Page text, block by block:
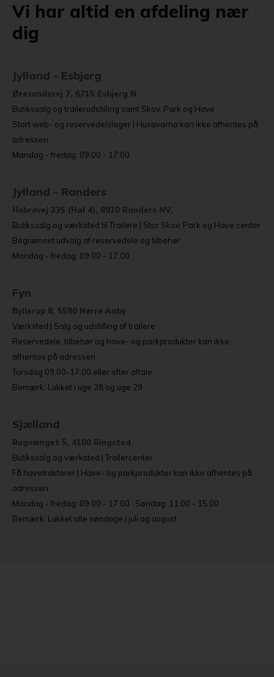
Vi har altid en afdeling nær
dig
Jylland - Esbjerg
Øresundsvej 7, 6715 Esbjerg N.
Butikssalg og trailerudstilling samt Skov, Park og Have
Stort web- og reservedelslager | Husqvarna kan ikke afhentes på
adressen
Mandag - fredag: 09:00 - 17:00
Jylland - Randers
Hobrovej 335 (Hal 4), 8920 Randers NV.
Butikssalg og værksted til Trailere | Stor Skov, Park og Have center
Begrænset udvalg af reservedele og tilbehør
Mandag - fredag: 09:00 - 17:00
Fyn
Byllerup 8, 5580 Nørre Aaby
Værksted | Salg og udstilling af trailere
Reservedele, tilbehør og have- og parkprodukter kan ikke
afhentes på adressen
Torsdag 09.00-17.00 eller efter aftale
Bemærk: Lukket i uge 28 og uge 29
Sjælland
Rugvænget 5, 4100 Ringsted
Butikssalg og værksted | Trailercenter
Få havetraktorer | Have- og parkprodukter kan ikke afhentes på
adressen
Mandag - fredag: 09.00 - 17.00 · Søndag: 11.00 - 15.00
Bemærk: Lukket alle søndage i juli og august